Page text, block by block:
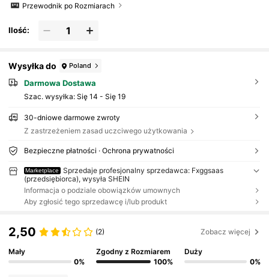
Przewodnik po Rozmiarach
Ilość:
Wysyłka do Poland
Darmowa Dostawa
Szac. wysyłka: Się 14 - Się 19
30-dniowe darmowe zwroty
Z zastrzeżeniem zasad uczciwego użytkowania
Bezpieczne płatności · Ochrona prywatności
Marketplace
Sprzedaje profesjonalny sprzedawca: Fxggsaas
(przedsiębiorca), wysyła SHEIN
Informacja o podziale obowiązków umownych
Aby zgłosić tego sprzedawcę i/lub produkt
2,50 (2) Zobacz więcej
Mały
0%
Zgodny z Rozmiarem
100%
Duży
0%